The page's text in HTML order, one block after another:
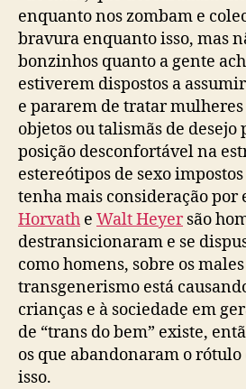
enquanto nos zombam e
bravura enquanto isso, mas
bonzinhos quanto a gente
estiverem dispostos a
e pararem de tratar mulheres
objetos ou talismãs de desejo
posição desconfortável na
estereótipos de sexo
tenha mais consideração por
Horvath e Walt Heyersão
destransicionaram e se
como homens, sobre os
transgenerismo está
crianças e à sociedade em
de “trans do bem” existe,
os que abandonaram o rótulo
isso.